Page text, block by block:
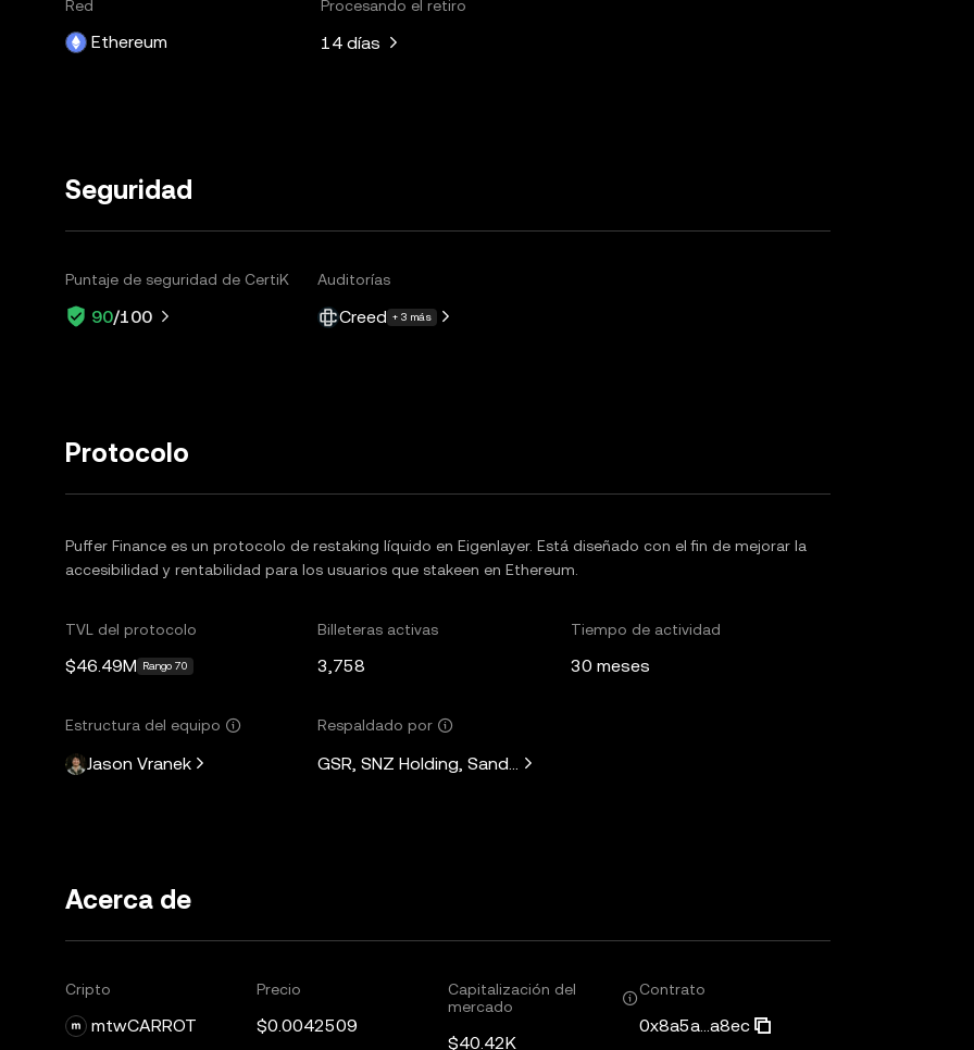
Red
Ethereum
Procesando el retiro
14 días
Seguridad
Puntaje de seguridad de CertiK
90/100
Auditorías
Creed + 3 más
Protocolo
Puffer Finance es un protocolo de restaking líquido en Eigenlayer. Está diseñado con el fin de mejorar la
accesibilidad y rentabilidad para los usuarios que stakeen en Ethereum.
TVL del protocolo
$46.49M Rango 70
Billeteras activas
3,758
Tiempo de actividad
30 meses
Estructura del equipo
Jason Vranek
Respaldado por
GSR, SNZ Holding, Sandeep Nailwal, Mask Network, Faction, Electric Capital,
Acerca de
Cripto
mtwCARROT
Precio
$0.0042509
Capitalización del
mercado
$40.42K
Contrato
0x8a5a...a8ec